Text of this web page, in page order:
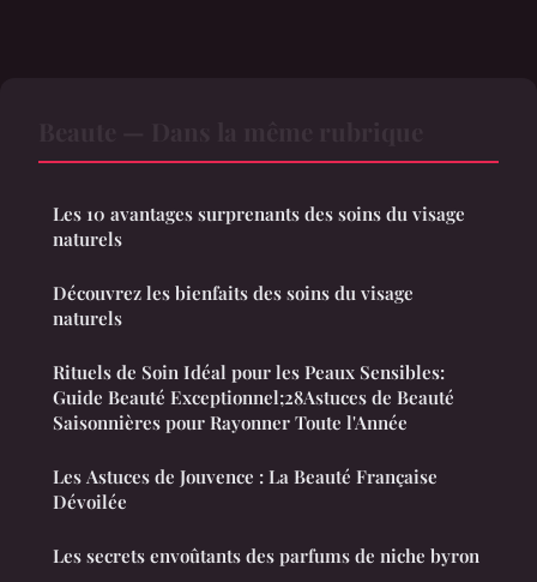
Les 10 avantages surprenants des soins du visage
naturels
Découvrez les bienfaits des soins du visage
naturels
Rituels de Soin Idéal pour les Peaux Sensibles:
Guide Beauté Exceptionnel;28Astuces de Beauté
Saisonnières pour Rayonner Toute l'Année
Les Astuces de Jouvence : La Beauté Française
Dévoilée
Les secrets envoûtants des parfums de niche byron